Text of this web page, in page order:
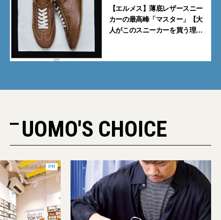
【エルメス】薄底レザースニー
カーの最高峰「マスター」【大
人がこのスニーカーを買う理由
UOMO'S CHOICE
PR